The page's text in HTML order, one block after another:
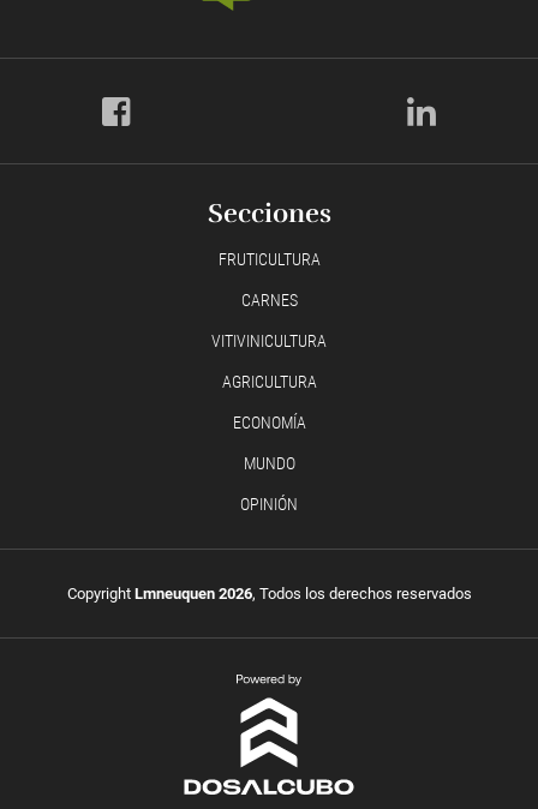
Secciones
FRUTICULTURA
CARNES
VITIVINICULTURA
AGRICULTURA
ECONOMÍA
MUNDO
OPINIÓN
Copyright Lmneuquen 2026, Todos los derechos reservados